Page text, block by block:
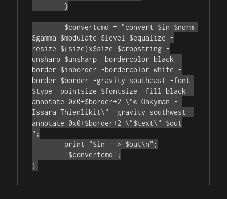
$gamma $modulate $level $equalize -
resize ${size}x$size $cropstring -
unsharp $unsharp -bordercolor black -
border $inborder -bordercolor white -
border $border -gravity southeast -font
$type -pointsize $fontsize -fill black -
annotate 0x0+$border+2 \"© Oakyman -
Issara Thienlikit\" -gravity southwest -
annotate 0x0+$border+2 \"$text\" $out
";
}